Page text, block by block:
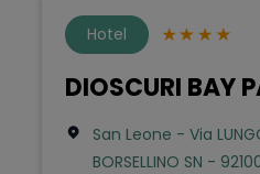
Hotel
DIOSCURI BAY
San Leone - Via
BORSELLINO SN -